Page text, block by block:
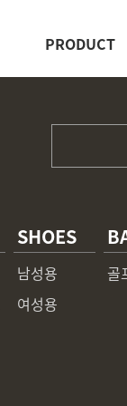
PRODUCT
SHOES
남성용
여성용
골